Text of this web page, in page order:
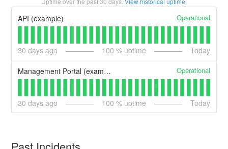
API (example) Operational
30 days ago 100 % uptime Today
Management Portal (example) Operational
30 days ago 100 % uptime Today